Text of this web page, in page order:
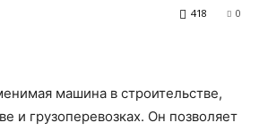
0
418
машина в строительстве,
и грузоперевозках. Он позволяет